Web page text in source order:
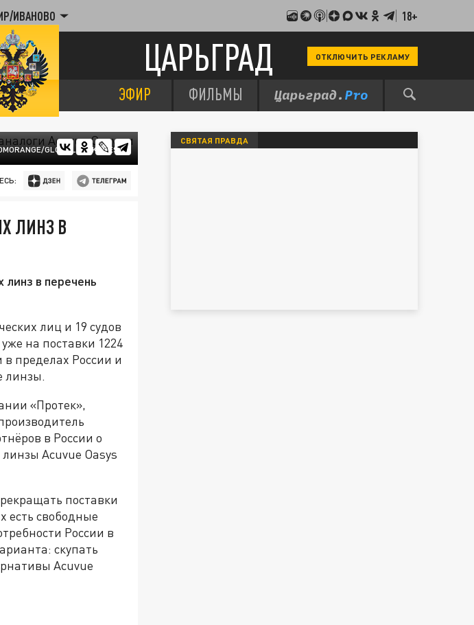
ИВАНОВО 18+
ЦАРЬГРАД ОТКЛЮЧИТЬ РЕКЛАМУ
ЭФИР ФИЛЬМЫ
GLOBALLOOKPRESS
ЛИНЗ В
в перечень
лиц и 19 судов
на поставки 1224
пределах России и
линзы.
«Протек»,
в России о
Acuvue Oasys
поставки
есть свободные
России в
скупать
Acuvue
СВЯТАЯ ПРАВДА